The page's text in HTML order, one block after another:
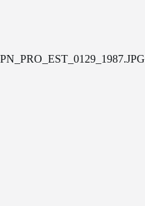
PN_PRO_EST_0129_1987.JPG